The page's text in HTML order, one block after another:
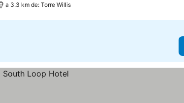
a 3.3 km de: Torre Willis